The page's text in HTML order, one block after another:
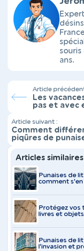
souris
ans.
Article
Les
pas et avec
Article suivant :
Comment
piqûres de
Articles similaires
Punaises de
comment
Protégez vos
livres et
Punaises de
l'invasion et